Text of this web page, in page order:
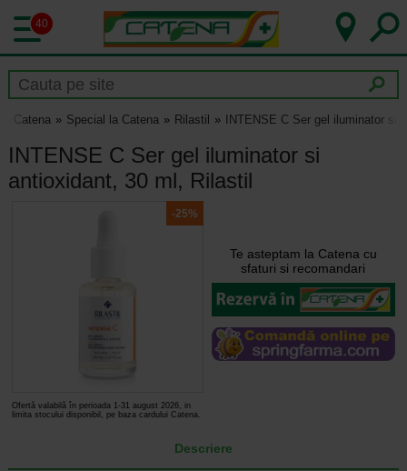
40
Catena Special la Catena Rilastil INTENSE C Ser gel iluminator si
INTENSE C Ser gel iluminator si
antioxidant, 30 ml, Rilastil
-25%
Ofertă valabilă în perioada 1-31 august 2026, in
limita stocului disponibil, pe baza cardului Catena.
Te asteptam la Catena cu
sfaturi si recomandari
Descriere